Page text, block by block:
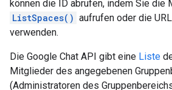
können die ID abrufen, indem Sie die
ListSpaces() aufrufen oder die
verwenden.
Die Google Chat API gibt eine Liste
Mitglieder des angegebenen
(Administratoren des